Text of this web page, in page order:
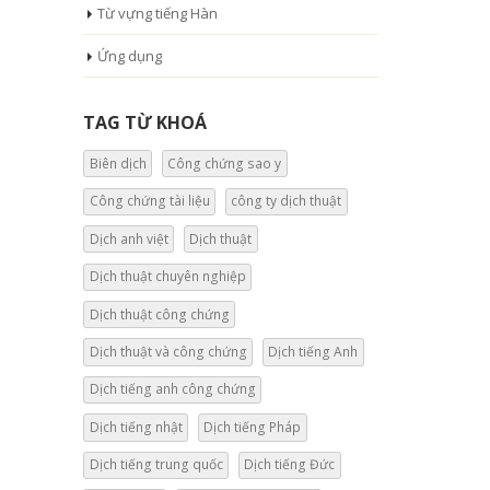
Từ vựng tiếng Hàn
Ứng dụng
TAG TỪ KHOÁ
Biên dịch Công chứng sao y
Công chứng tài liệu công ty dịch thuật
Dịch anh việt Dịch thuật
Dịch thuật chuyên nghiệp
Dịch thuật công chứng
Dịch thuật và công chứng Dịch tiếng Anh
Dịch tiếng anh công chứng
Dịch tiếng nhật Dịch tiếng Pháp
Dịch tiếng trung quốc Dịch tiếng Đức